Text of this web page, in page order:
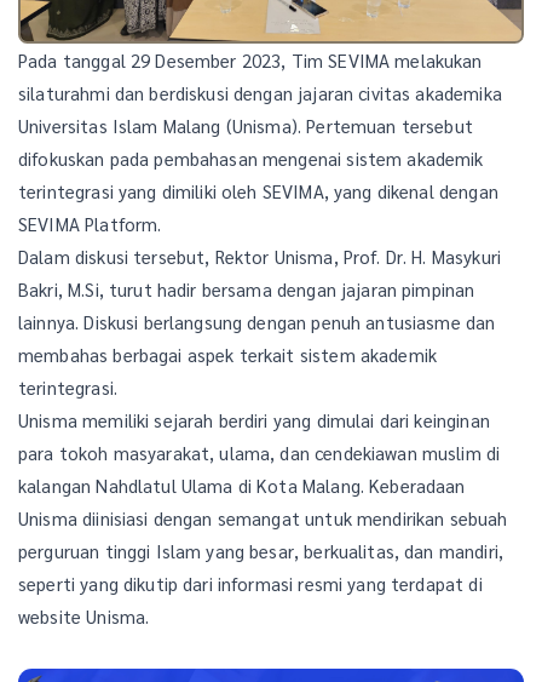
Pada tanggal 29 Desember 2023, Tim SEVIMA melakukan
silaturahmi dan berdiskusi dengan jajaran civitas akademika
Universitas Islam Malang (Unisma). Pertemuan tersebut
difokuskan pada pembahasan mengenai sistem akademik
terintegrasi yang dimiliki oleh SEVIMA, yang dikenal dengan
SEVIMA Platform.
Dalam diskusi tersebut, Rektor Unisma, Prof. Dr. H. Masykuri
Bakri, M.Si, turut hadir bersama dengan jajaran pimpinan
lainnya. Diskusi berlangsung dengan penuh antusiasme dan
membahas berbagai aspek terkait sistem akademik
terintegrasi.
Unisma memiliki sejarah berdiri yang dimulai dari keinginan
para tokoh masyarakat, ulama, dan cendekiawan muslim di
kalangan Nahdlatul Ulama di Kota Malang. Keberadaan
Unisma diinisiasi dengan semangat untuk mendirikan sebuah
perguruan tinggi Islam yang besar, berkualitas, dan mandiri,
seperti yang dikutip dari informasi resmi yang terdapat di
website Unisma.